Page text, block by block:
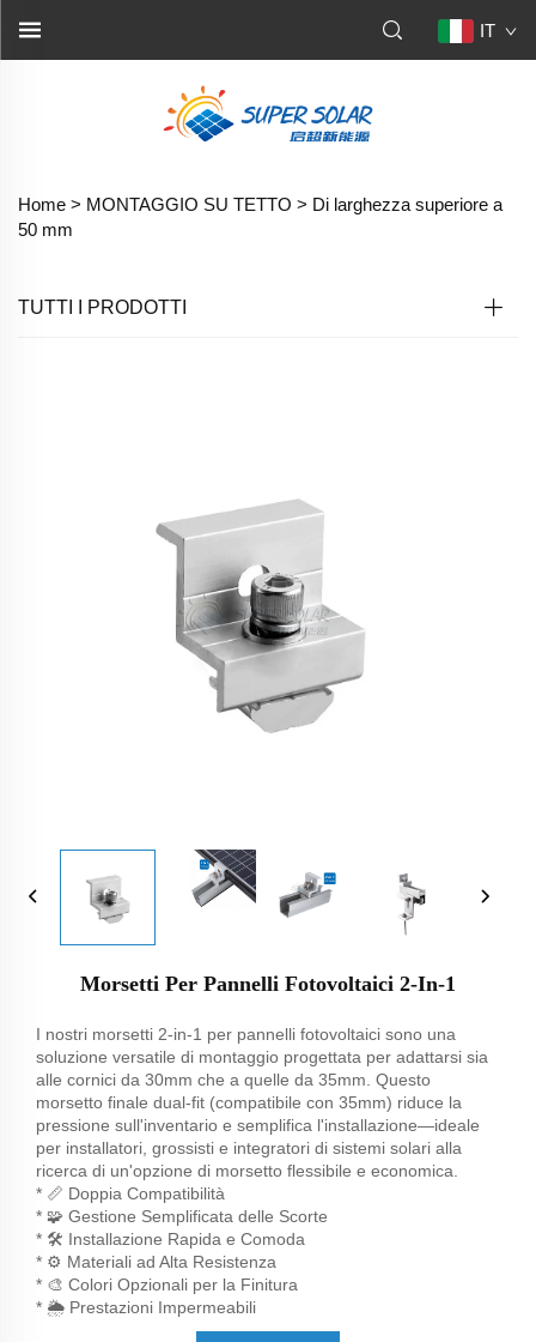
IT
Home > MONTAGGIO SU TETTO > Di larghezza superiore a
50 mm
TUTTI I PRODOTTI
Morsetti Per Pannelli Fotovoltaici 2-In-1
I nostri morsetti 2-in-1 per pannelli fotovoltaici sono una
soluzione versatile di montaggio progettata per adattarsi sia
alle cornici da 30mm che a quelle da 35mm. Questo
morsetto finale dual-fit (compatibile con 35mm) riduce la
pressione sull'inventario e semplifica l'installazione—ideale
per installatori, grossisti e integratori di sistemi solari alla
ricerca di un'opzione di morsetto flessibile e economica.
* 📏 Doppia Compatibilità
* 🧩 Gestione Semplificata delle Scorte
* 🛠️ Installazione Rapida e Comoda
* ⚙️ Materiali ad Alta Resistenza
* 🎨 Colori Opzionali per la Finitura
* 🌦️ Prestazioni Impermeabili